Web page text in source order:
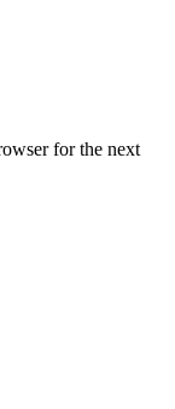
for the next